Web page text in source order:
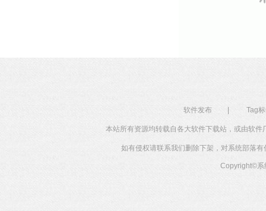
软件发布 Tag
本站所有资源均转载自各大软件下载站，或由软
如有侵权请联系我们删除下架，对系统部落
Copyright©系